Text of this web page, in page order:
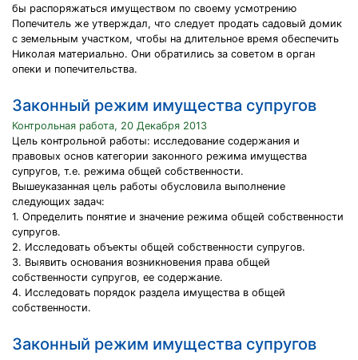
бы распоряжаться имуществом по своему усмотрению
Попечитель же утверждал, что следует продать садовый домик
с земельным участком, чтобы на длительное время обеспечить
Николая материально. Они обратились за советом в орган
опеки и попечительства.
Законный режим имущества супругов
Контрольная работа, 20 Декабря 2013
Цель контрольной работы: исследование содержания и
правовых основ категории законного режима имущества
супругов, т.е. режима общей собственности.
Вышеуказанная цель работы обусловила выполнение
следующих задач:
1. Определить понятие и значение режима общей собственности
супругов.
2. Исследовать объекты общей собственности супругов.
3. Выявить основания возникновения права общей
собственности супругов, ее содержание.
4. Исследовать порядок раздела имущества в общей
собственности.
Законный режим имущества супругов